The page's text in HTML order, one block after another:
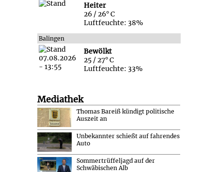
Heiter
26 / 26° C
Luftfeuchte: 38%
Balingen
Bewölkt
25 / 27° C
Luftfeuchte: 33%
Mediathek
Thomas Bareiß kündigt politische
Auszeit an
Unbekannter schießt auf fahrendes
Auto
Sommertrüffeljagd auf der
Schwäbischen Alb